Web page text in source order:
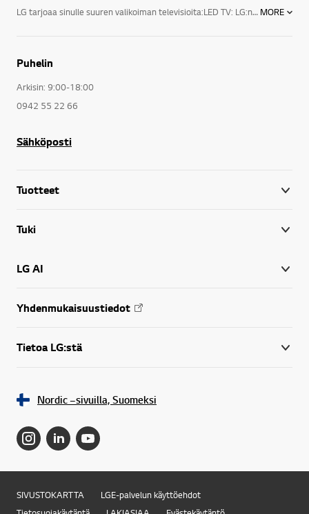
LG tarjoaa sinulle suuren valikoiman televisioita:LED TV: LG:n LED-televisioiden designsarjan huippumalli näyttää juuri siltä kuin modernin television kuuluukin. Äärimmäisen ohuet valetut alumiinikehykset varmistavat, että televisio sopii täydellisesti joka ympäristöön.3D TV: LG:n 3D-televisio esittelee täysin uuden tason kuvanlaadulle, sillä sen tarkkuus on neljä kertaa suurempi kuin Full HD -television. Kuva on luonnollisesti uskomattoman eloisa ja tarkka, vaikka sitä katsottaisiin läheltä. LG UHD 3D -televisiot tyydyttävät katsojan tarpeet täydellisesti virheettömillä yksityiskohdilla ja nostavat näyttöjen standardin entistä korkeammalle.Smart TV: Vihdoinkin televisiossa on aina jotain hyvää katsottavaa. LG Smart TV on helpoin tapa kokea suosikkiohjelmasi, SF Anytime, Headweb, Viaplay, musiikki, sovellukset, sosiaaliset mediat ja verkkosivut. Kätevillä jakotoiminnoilla pääset käsiksi myös kotiverkossa tai älypuhelimellasi olevaan sisältöön.LG:n uuden sukupolven televisiot sekä audio- ja videolaitteet tarjoavat todellista viihdettä kaikenlaisiin televisioelämyksiin. Peli-iltoihin sopii esimerkiksi 60-tuumainen LED-taulutelevisio, ja lasten elokuvailtaa varten 42-tuumainen 3D LED -taulutelevisio. LG:n televisiot sopivat myös kaikkiin huoneisiin.LG:n televisioiden lukemattomat viihdeominaisuudet viihdyttävät sekä perhettäsi että vieraitasi. Saatavilla on myös useita lisätarvikkeita televisioita varten. LG:n televisioita on kiitelty ja ne ovat saaneet ylistäviä arvioita toiminnallisuudestaan, tehostaan sekä tyylistään. MORE
Puhelin
Arkisin: 9:00-18:00
0942 55 22 66
Sähköposti
Tuotteet
Tuki
LG AI
Yhdenmukaisuustiedot
Tietoa LG:stä
Nordic –sivuilla, Suomeksi
SIVUSTOKARTTA
LGE-palvelun käyttöehdot